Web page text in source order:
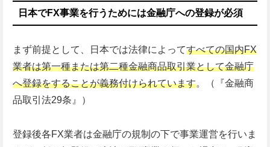
日本でFX事業を行うためには金融庁への登録が必須
まず前提として、日本では法律によってすべての国内FX
業者は第一種または第二種金融商品取引業として金融庁
へ登録をすることが義務付けられています。（『金融商
品取引法29条』）
登録後各FX業者は金融庁の規制の下で事業運営を行いま